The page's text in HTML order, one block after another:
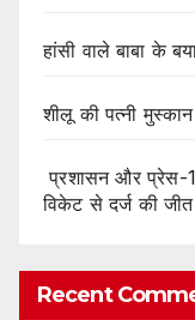
हांसी वाले बाबा के
शीलू की पत्नी मुस्कान
प्रशासन और प्रेस-
विकेट से दर्ज की जीत
Recent